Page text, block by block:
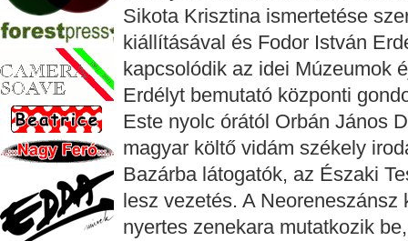
Sikota Krisztina ismertetése
kiállításával és Fodor István
kapcsolódik az idei Múzeumok
Erdélyt bemutató központi
Este nyolc órától Orbán János
magyar költő vidám székely
Bazárba látogatók, az Északi
lesz vezetés. A
nyertes zenekara mutatkozik